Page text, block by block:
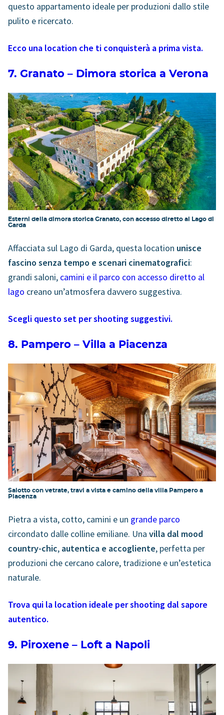
questo appartamento ideale per produzioni dallo stile
pulito e ricercato.
Ecco una location che ti conquisterà a prima vista.
7. Granato – Dimora storica a Verona
Esterni della dimora storica Granato, con accesso diretto al Lago di
Garda
Affacciata sul Lago di Garda, questa location unisce
fascino senza tempo e scenari cinematografici:
grandi saloni, camini e il parco con accesso diretto al
lago creano un’atmosfera davvero suggestiva.
Scegli questo set per shooting suggestivi.
8. Pampero – Villa a Piacenza
Salotto con vetrate, travi a vista e camino della villa Pampero a
Piacenza
Pietra a vista, cotto, camini e un grande parco
circondato dalle colline emiliane. Una villa dal mood
country-chic, autentica e accogliente, perfetta per
produzioni che cercano calore, tradizione e un’estetica
naturale.
Trova qui la location ideale per shooting dal sapore
autentico.
9. Piroxene – Loft a Napoli